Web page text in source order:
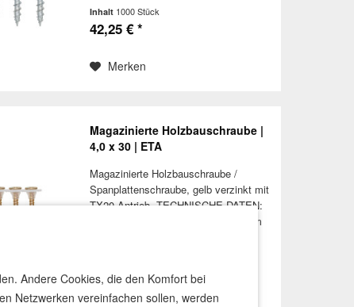
Schraubenlänge: 50 mm Nutzbare
Gewindelänge: 30 mm Material:
Inhalt 1000 Stück
42,25 € *
Merken
Magazinierte Holzbauschraube |
4,0 x 30 | ETA
Magazinierte Holzbauschraube /
Spanplattenschraube, gelb verzinkt mit
TX20 Antrieb. TECHNISCHE DATEN:
Antrieb: TX 20 Durchmesser: 4,0 mm
Stahl,...
Merken
Andere Cookies, die den Komfort bei
Netzwerken vereinfachen sollen, werden